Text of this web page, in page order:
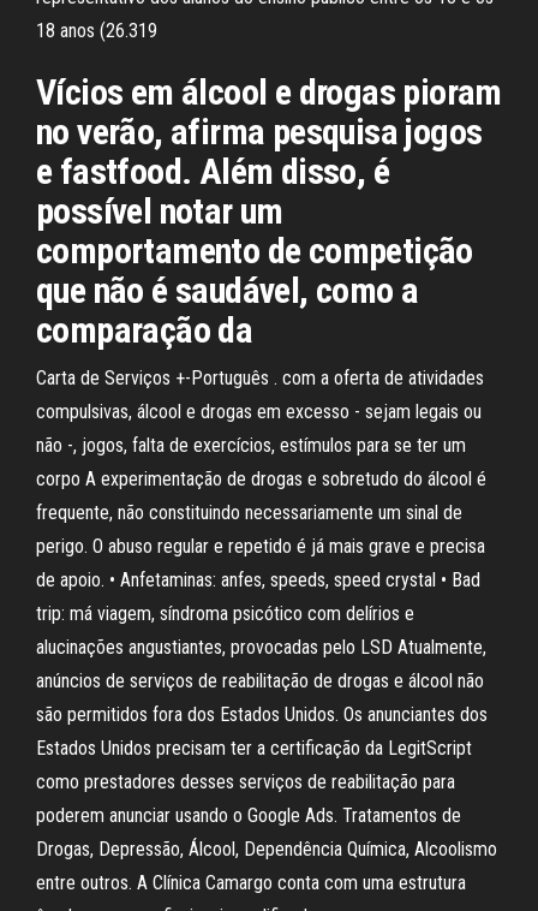
18 anos (26.319
Vícios em álcool e drogas pioram
no verão, afirma pesquisa jogos
e fastfood. Além disso, é
possível notar um
comportamento de competição
que não é saudável, como a
comparação da
Carta de Serviços +-Português . com a oferta de atividades
compulsivas, álcool e drogas em excesso - sejam legais ou
não -, jogos, falta de exercícios, estímulos para se ter um
corpo A experimentação de drogas e sobretudo do álcool é
frequente, não constituindo necessariamente um sinal de
perigo. O abuso regular e repetido é já mais grave e precisa
de apoio. • Anfetaminas: anfes, speeds, speed crystal • Bad
trip: má viagem, síndroma psicótico com delírios e
alucinações angustiantes, provocadas pelo LSD Atualmente,
anúncios de serviços de reabilitação de drogas e álcool não
são permitidos fora dos Estados Unidos. Os anunciantes dos
Estados Unidos precisam ter a certificação da LegitScript
como prestadores desses serviços de reabilitação para
poderem anunciar usando o Google Ads. Tratamentos de
Drogas, Depressão, Álcool, Dependência Química, Alcoolismo
entre outros. A Clínica Camargo conta com uma estrutura